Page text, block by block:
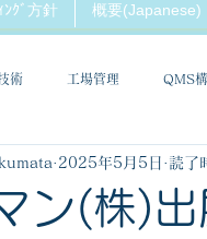
ﾝｸﾞ方針 概要(Japanese)
術 工場管理 QMS
ン(株)
2025年5月5日 読了